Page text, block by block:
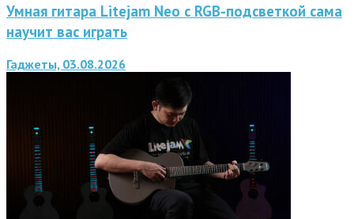
Умная гитара Litejam Neo с RGB-подсветкой сама
научит вас играть
Гаджеты, 03.08.2026